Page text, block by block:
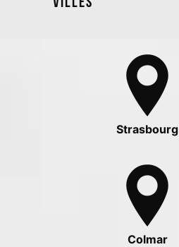
Strasbourg
Colmar